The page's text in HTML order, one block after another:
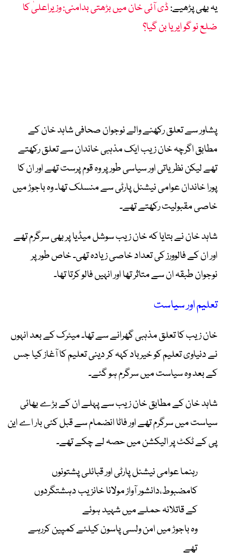
یہ بھی پڑھیے:ڈی آئی خان میں بڑھتی بدامنی: وزیراعلیٰ کا
ضلع نو گو ایریا بن گیا؟
پشاور سے تعلق رکھنے والے نوجوان صحافی شاہد خان کے
مطابق اگرچہ خان زیب ایک مذہبی خاندان سے تعلق رکھتے
تھے لیکن نظریاتی اور سیاسی طور پر وہ قوم پرست تھے اور ان کا
پورا خاندان عوامی نیشنل پارٹی سے منسلک تھا۔ وہ باجوڑ میں
خاصی مقبولیت رکھتے تھے۔
شاہد خان نے بتایا کہ خان زیب سوشل میڈیا پر بھی سرگرم تھے
اور ان کے فالوورز کی تعداد خاصی زیادہ تھی۔ خاص طور پر
نوجوان طبقہ ان سے متاثر تھا اور انہیں فالو کرتا تھا۔
تعلیم اور سیاست
خان زیب کا تعلق مذہبی گھرانے سے تھا۔ میٹرک کے بعد انہوں
نے دنیاوی تعلیم کو خیرباد کہہ کر دینی تعلیم کا آغاز کیا جس
کے بعد وہ سیاست میں سرگرم ہو گئے۔
شاہد خان کے مطابق خان زیب سے پہلے ان کے بڑے بھائی
سیاست میں سرگرم تھے اور فاٹا انضمام سے قبل کئی بار اے این
پی کے ٹکٹ پر الیکشن میں حصہ لے چکے تھے۔
رہنما عوامی نیشنل پارٹی اور قبائلی پشتونوں
کامضبوط،دانشور آواز مولانا خانزیب دہشتگردوں
کے قاتلانہ حملے میں شہید ہوئے
وہ باجوڑ میں امن ولسی پاسون کیلئے کمپین کررہے
تھے